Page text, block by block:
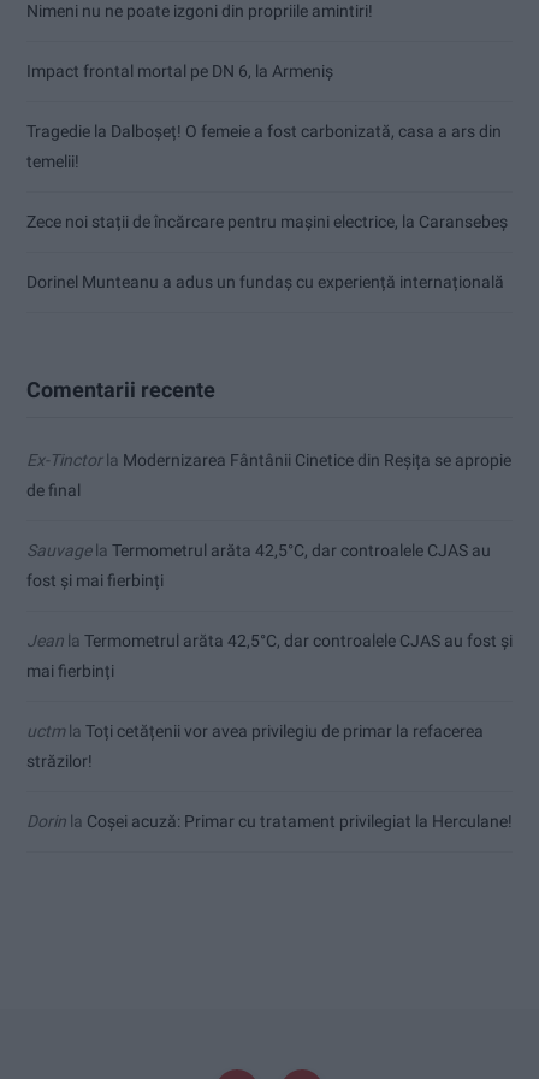
Nimeni nu ne poate izgoni din propriile amintiri!
Impact frontal mortal pe DN 6, la Armeniș
Tragedie la Dalboşeț! O femeie a fost carbonizată, casa a ars din
temelii!
Zece noi stații de încărcare pentru mașini electrice, la Caransebeș
Dorinel Munteanu a adus un fundaș cu experiență internațională
Comentarii recente
Ex-Tinctorla Modernizarea Fântânii Cinetice din Reșița se apropie
de final
Sauvagela Termometrul arăta 42,5°C, dar controalele CJAS au
fost și mai fierbinți
Jean la Termometrul arăta 42,5°C, dar controalele CJAS au fost și
mai fierbinți
uctmla Toți cetățenii vor avea privilegiu de primar la refacerea
străzilor!
Dorin la Coșei acuză: Primar cu tratament privilegiat la Herculane!